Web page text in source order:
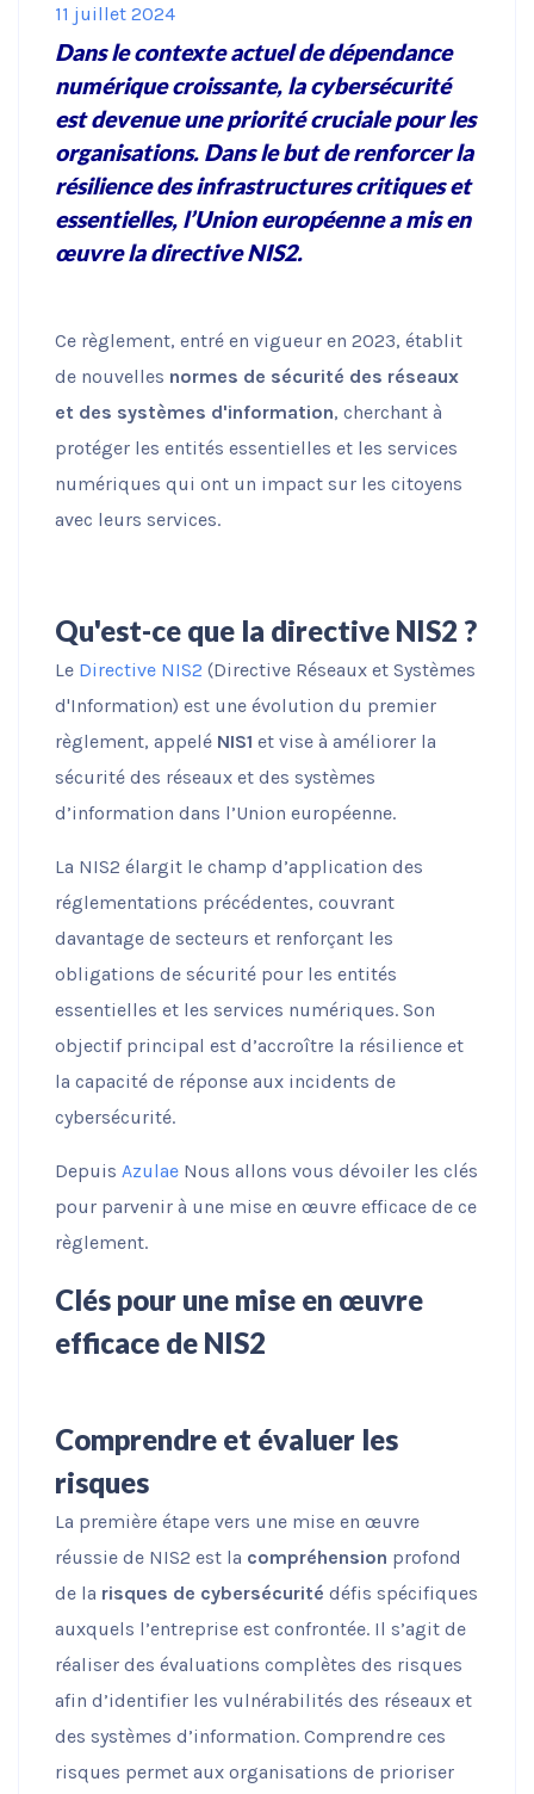
11 juillet 2024
Dans le contexte actuel de dépendance
numérique croissante, la cybersécurité
est devenue une priorité cruciale pour les
organisations. Dans le but de renforcer la
résilience des infrastructures critiques et
essentielles, l’Union européenne a mis en
œuvre la directive NIS2.
Ce règlement, entré en vigueur en 2023, établit
de nouvelles normes de sécurité des réseaux
et des systèmes d'information, cherchant à
protéger les entités essentielles et les services
numériques qui ont un impact sur les citoyens
avec leurs services.
Qu'est-ce que la directive NIS2 ?
Le Directive NIS2 (Directive Réseaux et Systèmes
d'Information) est une évolution du premier
règlement, appelé NIS1 et vise à améliorer la
sécurité des réseaux et des systèmes
d’information dans l’Union européenne.
La NIS2 élargit le champ d’application des
réglementations précédentes, couvrant
davantage de secteurs et renforçant les
obligations de sécurité pour les entités
essentielles et les services numériques. Son
objectif principal est d’accroître la résilience et
la capacité de réponse aux incidents de
cybersécurité.
Depuis Azulae Nous allons vous dévoiler les clés
pour parvenir à une mise en œuvre efficace de ce
règlement.
Clés pour une mise en œuvre
efficace de NIS2
Comprendre et évaluer les
risques
La première étape vers une mise en œuvre
réussie de NIS2 est la compréhension profond
de la risques de cybersécurité défis spécifiques
auxquels l’entreprise est confrontée. Il s’agit de
réaliser des évaluations complètes des risques
afin d’identifier les vulnérabilités des réseaux et
des systèmes d’information. Comprendre ces
risques permet aux organisations de prioriser
utilisé.
Expérience
Afin que notre
fonctionne
aussi bien que
possible lors
de votre visite.
Si vous refusez
disparaîtront
du site Web.
Commercialisation
En partageant votre
intérêt et votre
comportement
contenu et des
personnalisés.